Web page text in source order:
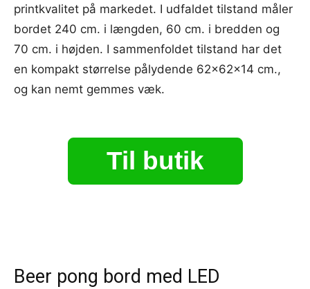
printkvalitet på markedet. I udfaldet tilstand måler
bordet 240 cm. i længden, 60 cm. i bredden og
70 cm. i højden. I sammenfoldet tilstand har det
en kompakt størrelse pålydende 62x62x14 cm.,
og kan nemt gemmes væk.
Til butik
Beer pong bord med LED